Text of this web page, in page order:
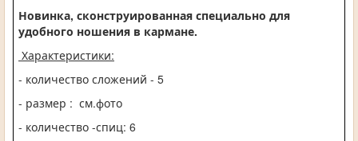
Новинка, сконструированная специально для
удобного ношения в кармане.
Характеристики:
- количество сложений - 5
- размер : см.фото
- количество -спиц: 6